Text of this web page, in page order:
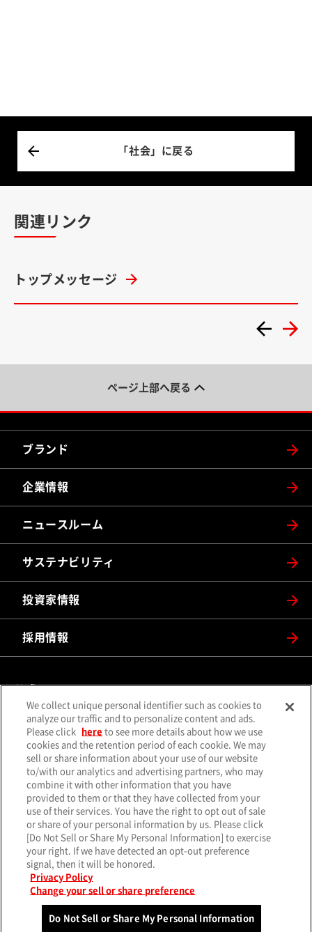
「社会」に戻る
関連リンク
トップメッセージ
ページ上部へ戻る
ブランド
企業情報
ニュースルーム
サステナビリティ
投資家情報
採用情報
公式SNS
X（旧Twitter） （別ウィンドウで開く）
Facebook（別ウィンドウで開
Instagram （別ウィンドウで開く）YouTube（別ウィンドウで開
LINE（別ウィンドウで開く） メールマガジン（別ウィンド
ソーシャルメディア一覧
サイトマップ個人情報保護方針クッキーポリシー
特定個人情報基本方針 サイトのご利用について
© MITSUBISHI MOTORS CORPORATION.
All rights reserved.
We collect unique personal identifier such as cookies to
analyze our traffic and to personalize content and ads.
Please click
here to see more details about how we use
cookies and the retention period of each cookie. We may
sell or share information about your use of our website
to/with our analytics and advertising partners, who may
combine it with other information that you have
provided to them or that they have collected from your
use of their services. You have the right to opt out of sale
or share of your personal information by us. Please click
[Do Not Sell or Share My Personal Information] to exercise
your right. If we have detected an opt-out preference
signal, then it will be honored.
Privacy Policy
Change your sell or share preference
Do Not Sell or Share My Personal Information